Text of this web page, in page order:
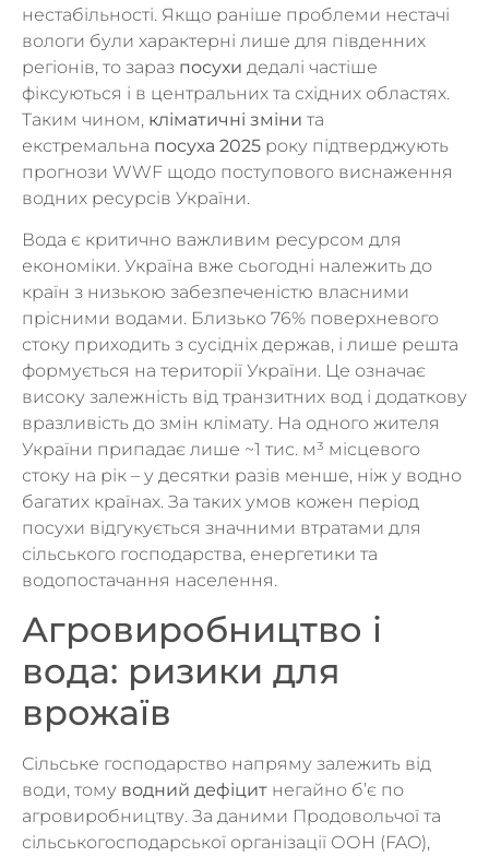
нестабільності. Якщо раніше проблеми нестачі
вологи були характерні лише для південних
регіонів, то зараз посухи дедалі частіше
фіксуються і в центральних та східних областях.
Таким чином, кліматичні зміни та
екстремальна посуха 2025 року підтверджують
прогнози WWF щодо поступового виснаження
водних ресурсів України.
Вода є критично важливим ресурсом для
економіки. Україна вже сьогодні належить до
країн з низькою забезпеченістю власними
прісними водами. Близько 76% поверхневого
стоку приходить з сусідніх держав, і лише решта
формується на території України. Це означає
високу залежність від транзитних вод і додаткову
вразливість до змін клімату. На одного жителя
України припадає лише ~1 тис. м³ місцевого
стоку на рік – у десятки разів менше, ніж у водно
багатих країнах. За таких умов кожен період
посухи відгукується значними втратами для
сільського господарства, енергетики та
водопостачання населення.
Агровиробництво і
вода: ризики для
врожаїв
Сільське господарство напряму залежить від
води, тому водний дефіцит негайно б’є по
агровиробництву. За даними Продовольчої та
сільськогосподарської організації ООН (FAO),